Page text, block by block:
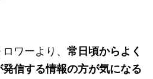
ワーより、 常日頃からよく
信する情報の方が気になる